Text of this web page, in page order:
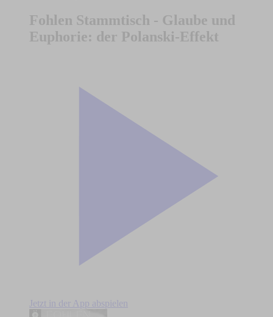
Fohlen Stammtisch - Glaube und
Euphorie: der Polanski-Effekt
Jetzt in der App abspielen